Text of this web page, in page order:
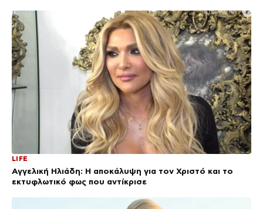
LIFE
Αγγελική Ηλιάδη: Η αποκάλυψη για τον Χριστό και το
εκτυφλωτικό φως που αντίκρισε